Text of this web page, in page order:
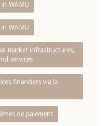
WAMU
WAMU
market infrastructures,
services
financiers via la
de paiement